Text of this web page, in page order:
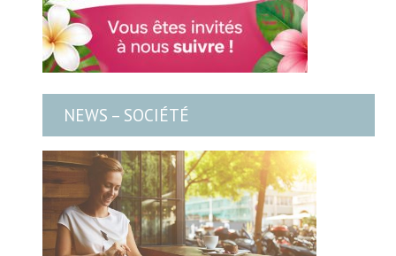
NEWS – SOCIÉTÉ